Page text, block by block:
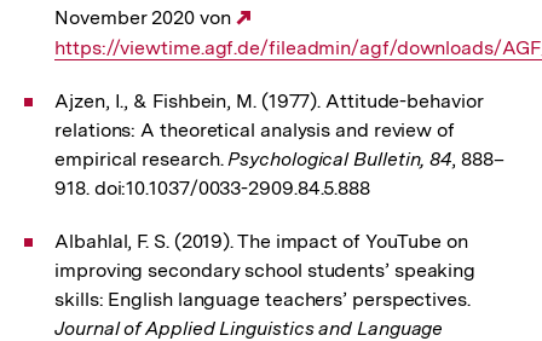
November 2020 von
Link:
https://viewtime.agf.de/fileadmin/agf/downloads/
Ajzen, I., & Fishbein, M. (1977). Attitude-behavior
relations: A theoretical analysis and review of
empirical research.Psychological Bulletin, 84, 888–
918. doi:10.1037/0033-2909.84.5.888
Albahlal, F. S. (2019). The impact of YouTube on
improving secondary school students’ speaking
skills: English language teachers’ perspectives.
Journal of Applied Linguistics and Language